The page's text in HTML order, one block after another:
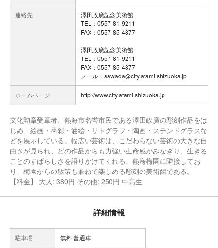
連絡先
澤田政廣記念美術館
TEL：0557-81-9211
FAX：0557-85-4877
澤田政廣記念美術館
TEL：0557-81-9211
FAX：0557-85-4877
メール：sawada@city.atami.shizuoka.jp
ホームページ http://www.city.atami.shizuoka.jp
文化勲章受章者、熱海市名誉市民である澤田政廣の彫刻作品をは
じめ、絵画・墨彩・油絵・リトグラフ・陶画・ステンドグラスな
どを展示している。幅広い芸術は、こだわらない芸術の大きな自
由さが見られ、どの作品からも力強い生命感がみなぎり、生きる
ことのすばらしさを語りかけてくれる。熱海梅園に隣接してお
り、梅園からの散策も兼ねて楽しめる彫刻の美術館である。
【料金】 大人: 380円 その他: 250円 中高生
詳細情報
駐車場 無料 普通車